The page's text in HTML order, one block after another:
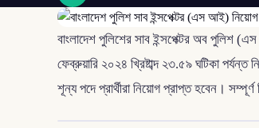
বাংলাদেশ পুলিশের সাব ইন্সপেক্টর অব পুলিশ
ফেব্রুয়ারি ২০২৪ খ্রিষ্টাব্দ ২৩.৫৯ ঘটিকা
শূন্য পদে প্রার্থীরা নিয়োগ প্রাপ্ত হবেন। সম্পূর্ণ